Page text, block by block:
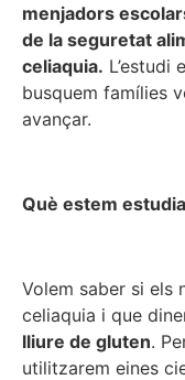
menjadors
de la seguretat
celiaquia. L’estudi
busquem famílies
avançar.
Què estem
Volem saber si els
celiaquia i que
lliure de gluten.
utilitzarem eines